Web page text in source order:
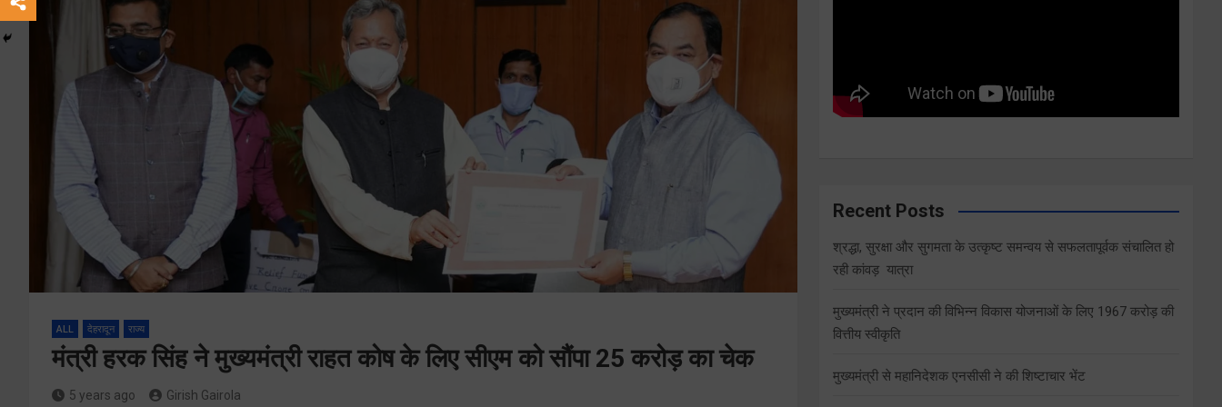
ALL देहरादून राज्य
मंत्री हरक सिंह ने मुख्यमंत्री राहत कोष के लिए सीएम को सौंपा 25 करोड़ का चेक
5 years ago Girish Gairola
Recent Posts
श्रद्धा, सुरक्षा और सुगमता के उत्कृष्ट समन्वय से सफलतापूर्वक संचालित हो
रही कांवड़ यात्रा
मुख्यमंत्री ने प्रदान की विभिन्न विकास योजनाओं के लिए 1967 करोड़ की
वित्तीय स्वीकृति
मुख्यमंत्री से महानिदेशक एनसीसी ने की शिष्टाचार भेंट